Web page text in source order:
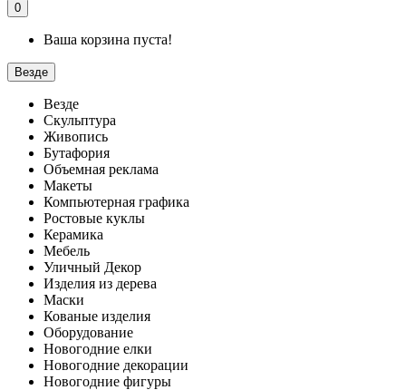
0
Ваша корзина пуста!
Везде
Везде
Скульптура
Живопись
Бутафория
Объемная реклама
Макеты
Компьютерная графика
Ростовые куклы
Керамика
Мебель
Уличный Декор
Изделия из дерева
Маски
Кованые изделия
Оборудование
Новогодние елки
Новогодние декорации
Новогодние фигуры